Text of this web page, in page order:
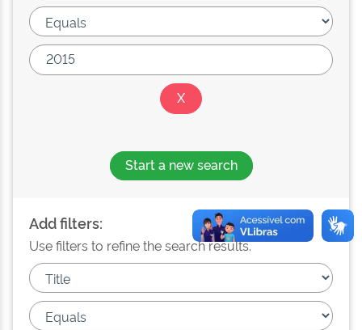
Start a new search
Add filters:
Use filters to refine the search results.